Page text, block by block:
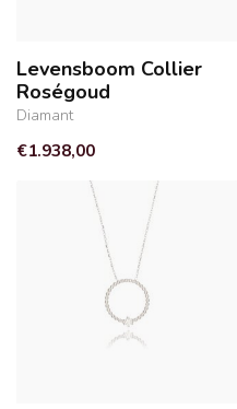
Levensboom Collier
Roségoud
Diamant
€1.938,00